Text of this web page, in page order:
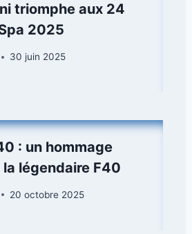
triomphe aux 24
2025
30 juin 2025
: un hommage
la légendaire F40
20 octobre 2025